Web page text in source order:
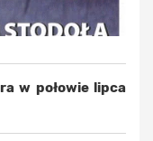
w połowie lipca